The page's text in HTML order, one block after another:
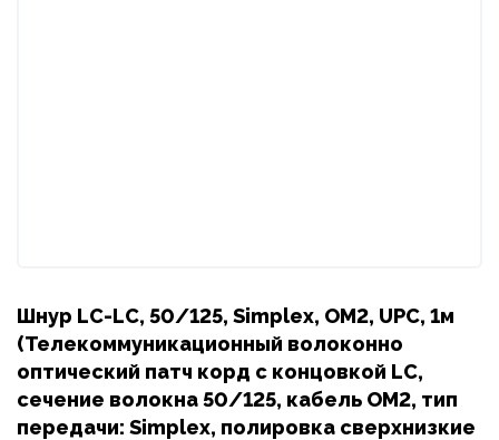
Шнур LC-LC, 50/125, Simplex, OM2, UPC, 1м
(Телекоммуникационный волоконно
оптический патч корд с концовкой LC,
сечение волокна 50/125, кабель OM2, тип
передачи: Simplex, полировка сверхнизкие